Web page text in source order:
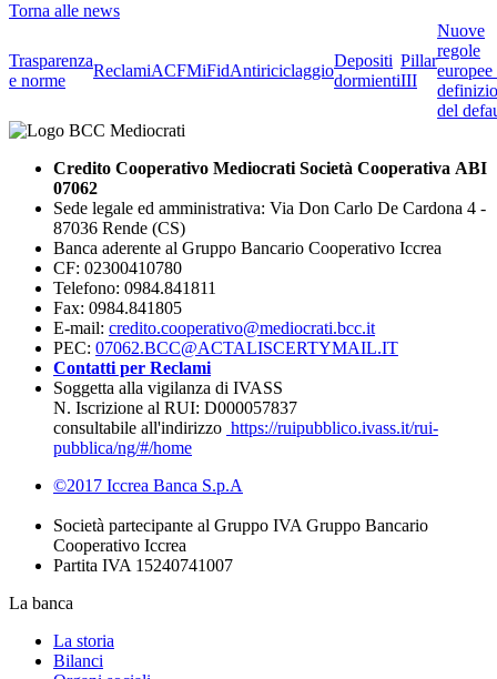
Torna alle news
Trasparenza
e norme
ReclamiACFMiFidAntiriciclaggio
Depositi
dormienti
Pillar
III
Nuove
regole
del
Credito Cooperativo Mediocrati Società Cooperativa ABI
07062
Sede legale ed amministrativa: Via Don Carlo De Cardona 4 -
87036 Rende (CS)
Banca aderente al Gruppo Bancario Cooperativo Iccrea
CF: 02300410780
Telefono: 0984.841811
Fax: 0984.841805
E-mail: credito.cooperativo@mediocrati.bcc.it
PEC: 07062.BCC@ACTALISCERTYMAIL.IT
Contatti per Reclami
Soggetta alla vigilanza di IVASS
N. Iscrizione al RUI: D000057837
consultabile all'indirizzo https://ruipubblico.ivass.it/rui-
pubblica/ng/#/home
©2017 Iccrea Banca S.p.A
Società partecipante al Gruppo IVA Gruppo Bancario
Cooperativo Iccrea
Partita IVA 15240741007
La banca
La storia
Bilanci